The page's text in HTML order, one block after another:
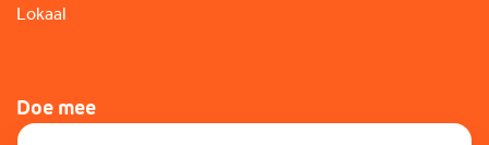
Lokaal
Doe mee